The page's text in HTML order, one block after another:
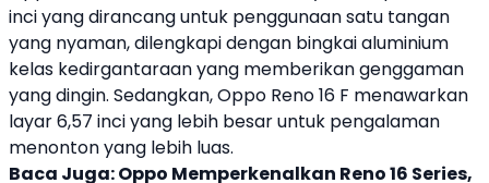
inci yang dirancang untuk penggunaan satu tangan
yang nyaman, dilengkapi dengan bingkai aluminium
kelas kedirgantaraan yang memberikan genggaman
yang dingin. Sedangkan,Oppo Reno 16 F menawarkan
layar 6,57 inci yang lebih besar untuk pengalaman
menonton yang lebih luas.
Baca Juga:Oppo Memperkenalkan Reno 16 Series,